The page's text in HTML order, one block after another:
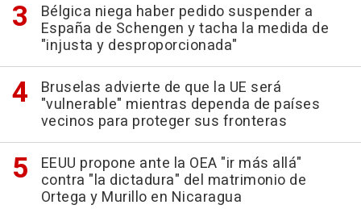
Bélgica niega haber pedido suspender a
España de Schengen y tacha la medida de
"injusta y desproporcionada"
Bruselas advierte de que la UE será
"vulnerable" mientras dependa de países
vecinos para proteger sus fronteras
EEUU propone ante la OEA "ir más allá"
contra "la dictadura" del matrimonio de
Ortega y Murillo en Nicaragua